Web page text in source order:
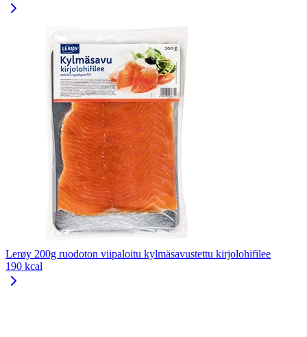
Lerøy 200g ruodoton viipaloitu kylmäsavustettu kirjolohifilee
190 kcal